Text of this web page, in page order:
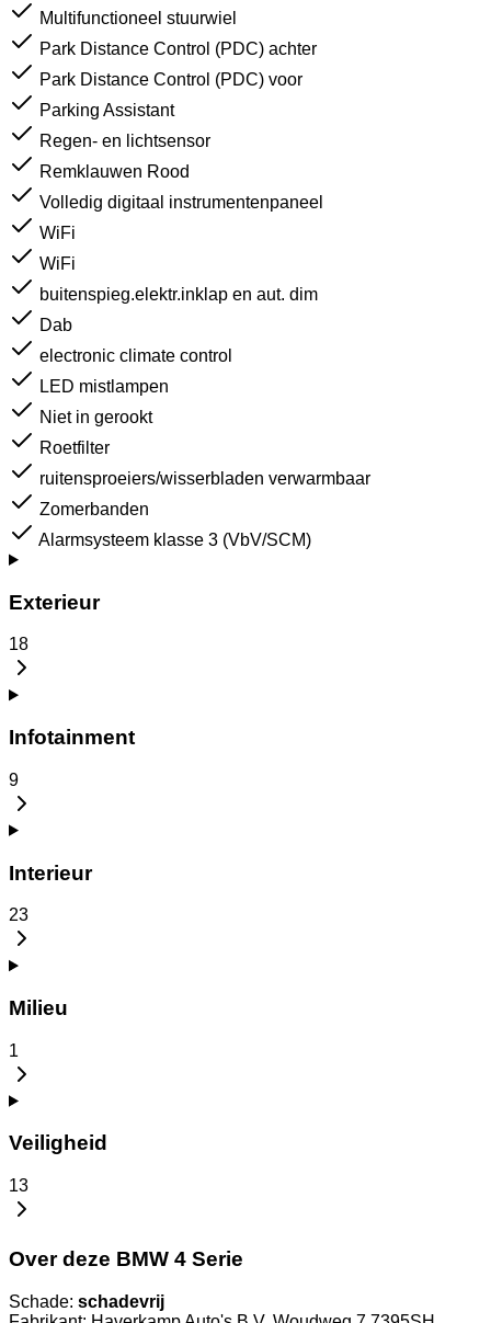
Multifunctioneel stuurwiel
Park Distance Control (PDC) achter
Park Distance Control (PDC) voor
Parking Assistant
Regen- en lichtsensor
Remklauwen Rood
Volledig digitaal instrumentenpaneel
WiFi
WiFi
buitenspieg.elektr.inklap en aut. dim
Dab
electronic climate control
LED mistlampen
Niet in gerookt
Roetfilter
ruitensproeiers/wisserbladen verwarmbaar
Zomerbanden
Alarmsysteem klasse 3 (VbV/SCM)
Exterieur
18
Infotainment
9
Interieur
23
Milieu
1
Veiligheid
13
Over deze BMW 4 Serie
Schade: schadevrij